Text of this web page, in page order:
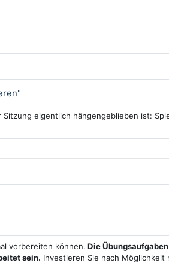
eigentlich hängengeblieben ist:
vorbereiten können. Die
sein. Investieren Sie nach